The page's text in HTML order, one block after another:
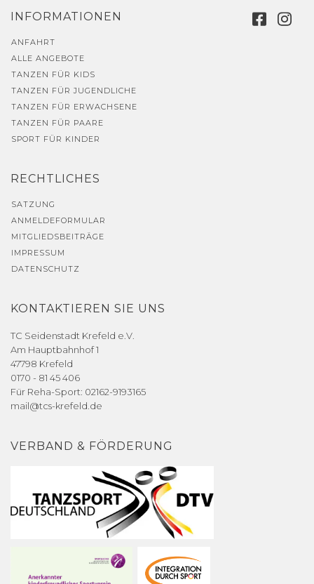
INFORMATIONEN
ANFAHRT
ALLE ANGEBOTE
TANZEN FÜR KIDS
TANZEN FÜR JUGENDLICHE
TANZEN FÜR ERWACHSENE
TANZEN FÜR PAARE
SPORT FÜR KINDER
RECHTLICHES
SATZUNG
ANMELDEFORMULAR
MITGLIEDSBEITRÄGE
IMPRESSUM
DATENSCHUTZ
KONTAKTIEREN SIE UNS
TC Seidenstadt Krefeld e.V.
Am Hauptbahnhof 1
47798 Krefeld
0170 - 81 45 406
Für Reha-Sport: 02162-9193165
mail@tcs-krefeld.de
VERBAND & FÖRDERUNG